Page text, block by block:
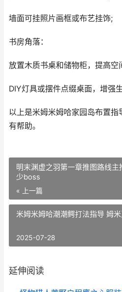
墙面可挂照片画框或布艺挂饰;
书房角落：
放置木质书桌和储物柜，提高空
DIY灯具或摆件点缀桌面，增强
以上是米姆米姆哈家园岛布置
有帮助。
明末渊虚之羽第一章推图路线
少boss
« 上一篇
米姆米姆哈潮潮鳄打法指导 姆
2025-07-28
延伸阅读